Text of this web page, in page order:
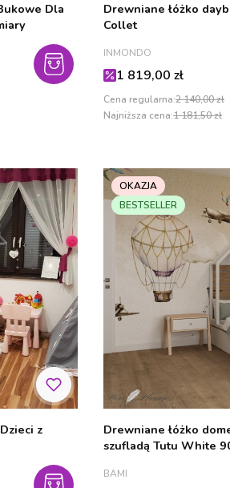
Dla
Drewniane łóżko daybed dla dzieci
Collet
PRODUCENT
INMONDO
Cena promocyjna
1 819,00 zł
Cena regularna:2 140,00 zł
Najniższa cena:1 181,50 zł
z
OKAZJA
BESTSELLER
Drewniane łóżko
szufladą Tutu White
PRODUCENT
BAMI